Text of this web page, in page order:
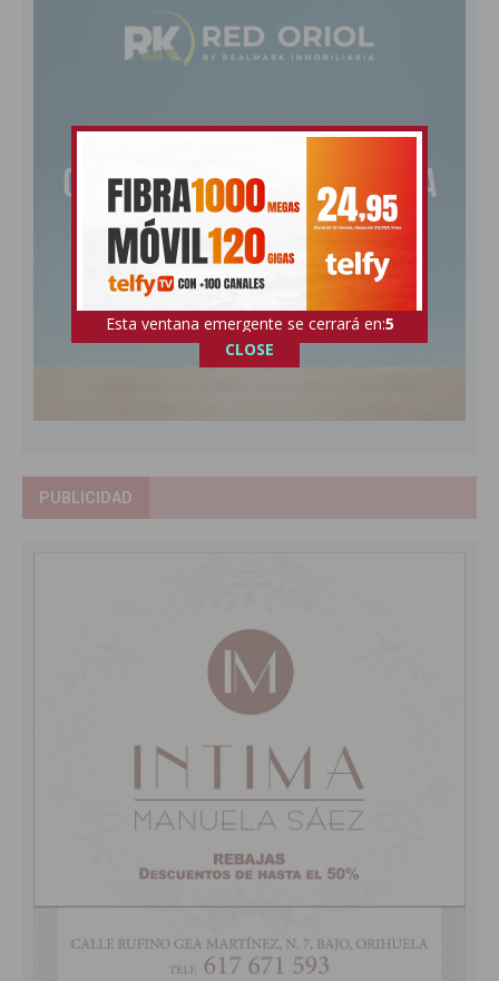
PUBLICIDAD
Esta ventana emergente se cerrará en:4
CLOSE